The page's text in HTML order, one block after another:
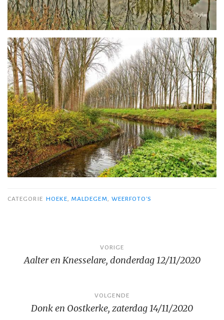
CATEGORIE HOEKE, MALDEGEM, WEERFOTO'S
navigatie
VORIGE
Aalter en Knesselare, donderdag 12/11/2020
VOLGENDE
Donk en Oostkerke, zaterdag 14/11/2020